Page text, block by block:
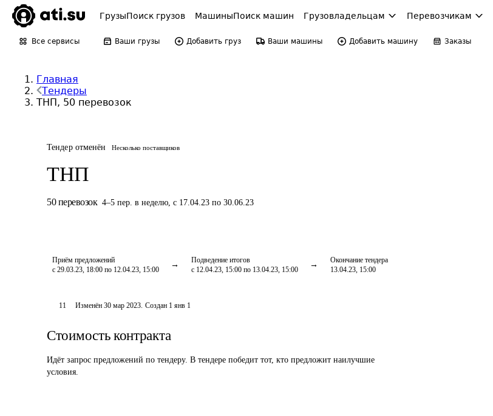
ГрузыПоиск грузов МашиныПоиск машин Грузовладельцам Перевозчикам
Все сервисы Ваши грузы Добавить груз Ваши машины Добавить машину Заказы
Главная
Тендеры
ТНП, 50 перевозок
Тендер отменён Несколько поставщиков
ТНП
50 перевозок 4–5 пер. в неделю, с 17.04.23 по 30.06.23
Приём предложений
с 29.03.23, 18:00 по 12.04.23, 15:00
Подведение итогов
с 12.04.23, 15:00 по 13.04.23, 15:00
Окончание тендера
13.04.23, 15:00
11 Изменён30 мар 2023. Создан 1 янв 1
Стоимость контракта
Идёт запрос предложений по тендеру. В тендере победит тот, кто предложит наилучшие
условия.